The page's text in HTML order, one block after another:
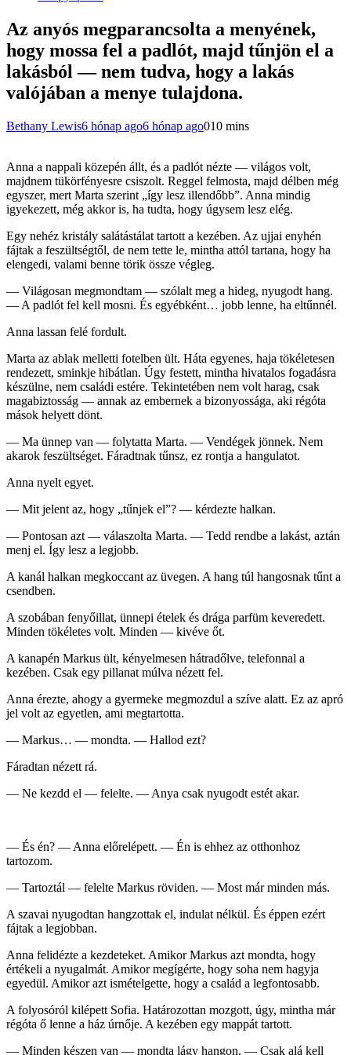
Az anyós megparancsolta a menyének,
hogy mossa fel a padlót, majd tűnjön el a
lakásból — nem tudva, hogy a lakás
valójában a menye tulajdona.
Bethany Lewis6 hónap ago6 hónap ago010 mins
Anna a nappali közepén állt, és a padlót nézte — világos volt,
majdnem tükörfényesre csiszolt. Reggel felmosta, majd délben még
egyszer, mert Marta szerint „így lesz illendőbb”. Anna mindig
igyekezett, még akkor is, ha tudta, hogy úgysem lesz elég.
Egy nehéz kristály salátástálat tartott a kezében. Az ujjai enyhén
fájtak a feszültségtől, de nem tette le, mintha attól tartana, hogy ha
elengedi, valami benne törik össze végleg.
— Világosan megmondtam — szólalt meg a hideg, nyugodt hang.
— A padlót fel kell mosni. És egyébként… jobb lenne, ha eltűnnél.
Anna lassan felé fordult.
Marta az ablak melletti fotelben ült. Háta egyenes, haja tökéletesen
rendezett, sminkje hibátlan. Úgy festett, mintha hivatalos fogadásra
készülne, nem családi estére. Tekintetében nem volt harag, csak
magabiztosság — annak az embernek a bizonyossága, aki régóta
mások helyett dönt.
— Ma ünnep van — folytatta Marta. — Vendégek jönnek. Nem
akarok feszültséget. Fáradtnak tűnsz, ez rontja a hangulatot.
Anna nyelt egyet.
— Mit jelent az, hogy „tűnjek el”? — kérdezte halkan.
— Pontosan azt — válaszolta Marta. — Tedd rendbe a lakást, aztán
menj el. Így lesz a legjobb.
A kanál halkan megkoccant az üvegen. A hang túl hangosnak tűnt a
csendben.
A szobában fenyőillat, ünnepi ételek és drága parfüm keveredett.
Minden tökéletes volt. Minden — kivéve őt.
A kanapén Markus ült, kényelmesen hátradőlve, telefonnal a
kezében. Csak egy pillanat múlva nézett fel.
Anna érezte, ahogy a gyermeke megmozdul a szíve alatt. Ez az apró
jel volt az egyetlen, ami megtartotta.
— Markus… — mondta. — Hallod ezt?
Fáradtan nézett rá.
— Ne kezdd el — felelte. — Anya csak nyugodt estét akar.
— És én? — Anna előrelépett. — Én is ehhez az otthonhoz
tartozom.
— Tartoztál — felelte Markus röviden. — Most már minden más.
A szavai nyugodtan hangzottak el, indulat nélkül. És éppen ezért
fájtak a legjobban.
Anna felidézte a kezdeteket. Amikor Markus azt mondta, hogy
értékeli a nyugalmát. Amikor megígérte, hogy soha nem hagyja
egyedül. Amikor azt ismételgette, hogy a család a legfontosabb.
A folyosóról kilépett Sofia. Határozottan mozgott, úgy, mintha már
régóta ő lenne a ház úrnője. A kezében egy mappát tartott.
— Minden készen van — mondta lágy hangon. — Csak alá kell